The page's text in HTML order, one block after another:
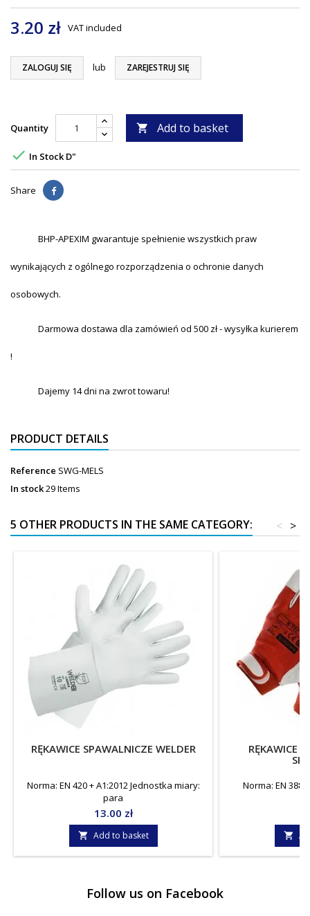
3.20 zł VAT included
ZALOGUJ SIĘ lub ZAREJESTRUJ SIĘ
Quantity  Add to basket
 In Stock D"
Share
BHP-APEXIM gwarantuje spełnienie wszystkich praw
wynikających z ogólnego rozporządzenia o ochronie danych
osobowych.
Darmowa dostawa dla zamówień od 500 zł - wysyłka kurierem
!
Dajemy 14 dni na zwrot towaru!
PRODUCT DETAILS
Reference SWG-MELS
In stock29 Items
5 OTHER PRODUCTS IN THE SAME CATEGORY: >
<
RĘKAWICE SPAWALNICZE WELDER
Norma: EN 420 + A1:2012 Jednostka miary:
para
Price
13.00 zł
 Add to basket
RĘKAWICE
Norma: EN

Follow us on Facebook